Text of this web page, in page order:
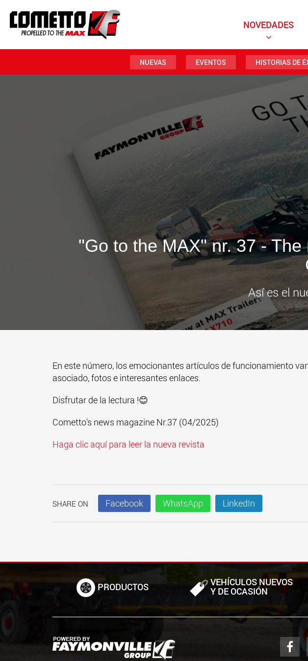
NOVEDADES
NUEVAS EVENTOS HISTORIAS DE
"Go to the MAX" nr. 37 -
Así es el
En este número, los emocionantes artículos de funcionamiento
asociado, fotos e interesantes enlaces.
Disfrutar de la lectura !😊
Cometto's news magazine Nr.37 (04/2025)
Haga clic aquí para leer la nueva revista
SHARE ON Facebook WhatsApp LinkedIn
PRODUCTOS VEHÍCULOS NUEVOS
Y DE OCASIÓN